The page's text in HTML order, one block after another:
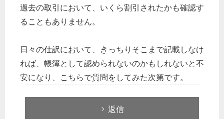
過去の取引において、いくら割引されたかも確認す
ることもありません。
日々の仕訳において、きっちりそこまで記載しなけ
れば、帳簿として認められないのかもしれないと不
安になり、こちらで質問をしてみた次第です。
返信